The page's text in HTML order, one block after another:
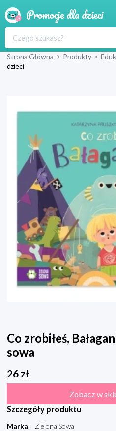
Strona Główna > Produkty >
dzieci
Co zrobiłeś,
sowa
26 zł
Zobacz w
Szczegóły produktu
Marka:
Zielona Sowa